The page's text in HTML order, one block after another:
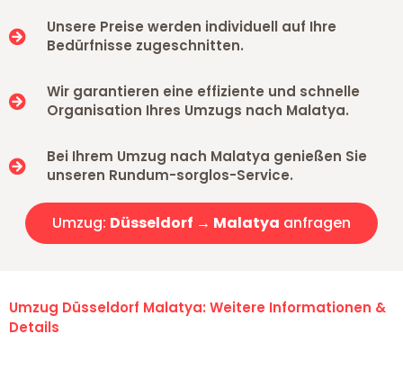
Unsere Preise werden individuell auf Ihre
Bedürfnisse zugeschnitten.
Wir garantieren eine effiziente und schnelle
Organisation Ihres Umzugs nach Malatya.
Bei Ihrem Umzug nach Malatya genießen Sie
unseren Rundum-sorglos-Service.
Umzug: Düsseldorf → Malatya anfragen
Umzug Düsseldorf Malatya: Weitere Informationen &
Details